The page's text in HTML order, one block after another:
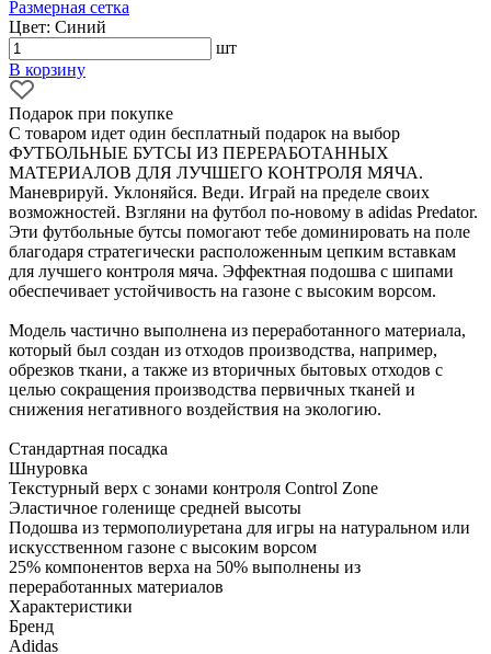
Размерная сетка
Цвет: Синий
шт
В корзину
Подарок при покупке
С товаром идет один бесплатный подарок на выбор
ФУТБОЛЬНЫЕ БУТСЫ ИЗ ПЕРЕРАБОТАННЫХ
МАТЕРИАЛОВ ДЛЯ ЛУЧШЕГО КОНТРОЛЯ МЯЧА.
Маневрируй. Уклоняйся. Веди. Играй на пределе своих
возможностей. Взгляни на футбол по-новому в adidas Predator.
Эти футбольные бутсы помогают тебе доминировать на поле
благодаря стратегически расположенным цепким вставкам
для лучшего контроля мяча. Эффектная подошва с шипами
обеспечивает устойчивость на газоне с высоким ворсом.
Модель частично выполнена из переработанного материала,
который был создан из отходов производства, например,
обрезков ткани, а также из вторичных бытовых отходов с
целью сокращения производства первичных тканей и
снижения негативного воздействия на экологию.
Стандартная посадка
Шнуровка
Текстурный верх с зонами контроля Control Zone
Эластичное голенище средней высоты
Подошва из термополиуретана для игры на натуральном или
искусственном газоне с высоким ворсом
25% компонентов верха на 50% выполнены из
переработанных материалов
Характеристики
Бренд
Adidas